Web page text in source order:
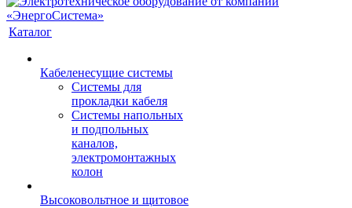
Каталог
Кабеленесущие системы
Системы для
прокладки кабеля
Системы напольных
и подпольных
каналов,
электромонтажных
колон
Высоковольтное и щитовое